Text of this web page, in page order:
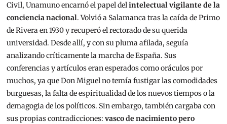
Civil, Unamuno encarnó el papel delintelectual vigilante de la
conciencia nacional. Volvió a Salamanca tras la caída de Primo
de Rivera en 1930 y recuperó el rectorado de su querida
universidad. Desde allí, y con su pluma afilada, seguía
analizando críticamente la marcha de España. Sus
conferencias y artículos eran esperados como oráculos por
muchos, ya que Don Miguel no temía fustigar las comodidades
burguesas, la falta de espiritualidad de los nuevos tiempos o la
demagogia de los políticos. Sin embargo, también cargaba con
sus propias contradicciones:vasco de nacimiento pero